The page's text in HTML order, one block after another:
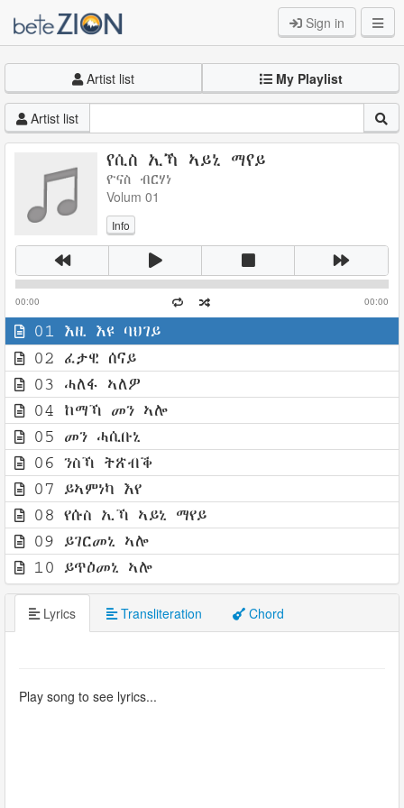
Sign in
Artist list My Playlist
Artist list
የሲስ ኢኻ ኣይኒ ማየይ
ዮናስ ብርሃነ
Volum 01
Info
00:00 00:00
01 እዚ እዩ ባህገይ
02 ፈታዊ ሰናይ
03 ሓለፋ ኣለዎ
04 ከማኻ መን ኣሎ
05 መን ሓሲቡኒ
06 ንስኻ ትጽብቕ
07 ይኣምነካ እየ
08 የሱስ ኢኻ ኣይኒ ማየይ
09 ይገርመኒ ኣሎ
10 ይጥዕመኒ ኣሎ
Lyrics Transliteration Chord
Play song to see lyrics...